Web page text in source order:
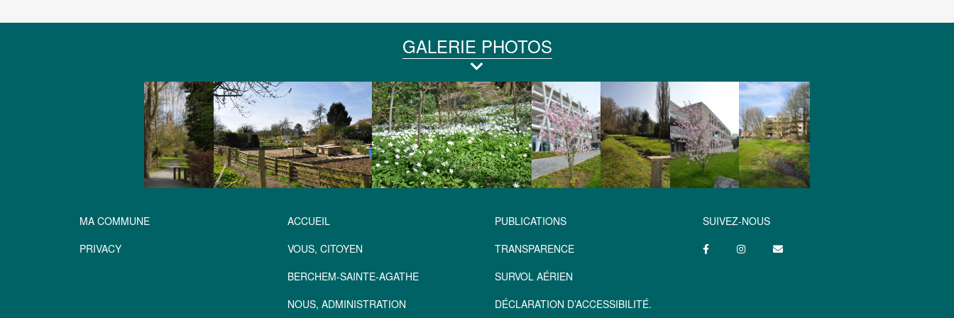
GALERIE PHOTOS
MA COMMUNE
PRIVACY
ACCUEIL
VOUS, CITOYEN
BERCHEM-SAINTE-AGATHE
NOUS, ADMINISTRATION
PUBLICATIONS
TRANSPARENCE
SURVOL AÉRIEN
DÉCLARATION D’ACCESSIBILITÉ.
SUIVEZ-NOUS